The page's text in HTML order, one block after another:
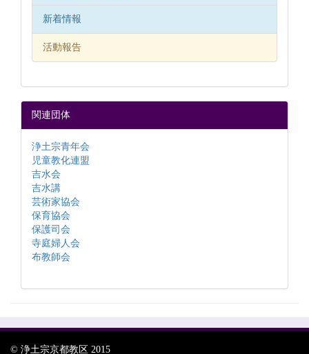
新着情報
活動報告
関連団体
浄土宗青年会
児童教化連盟
吉水会
吉水講
芸術家協会
保育協会
保護司会
寺庭婦人会
布教師会
© 浄土宗京都教区 2015